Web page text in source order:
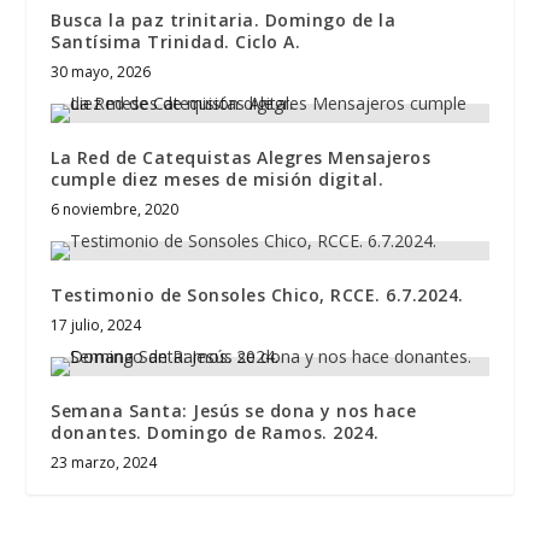
Busca la paz trinitaria. Domingo de la
Santísima Trinidad. Ciclo A.
30 mayo, 2026
La Red de Catequistas Alegres Mensajeros
cumple diez meses de misión digital.
6 noviembre, 2020
Testimonio de Sonsoles Chico, RCCE. 6.7.2024.
17 julio, 2024
Semana Santa: Jesús se dona y nos hace
donantes. Domingo de Ramos. 2024.
23 marzo, 2024